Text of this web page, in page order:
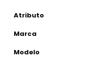
Atributo
Marca
Modelo